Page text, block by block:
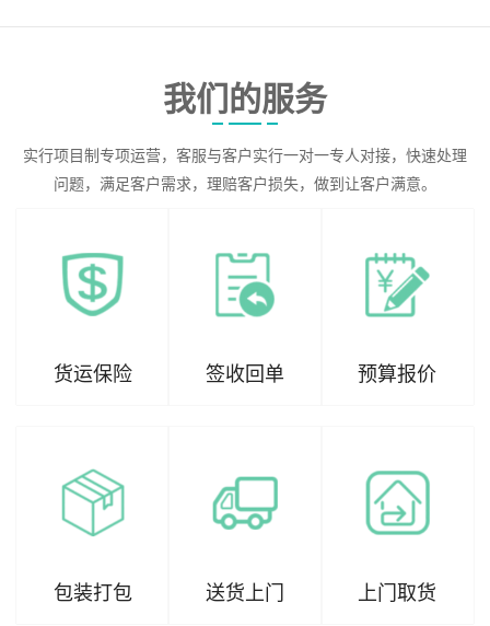
我们的服务
实行项目制专项运营，客服与客户实行一对一专人对接，快速处理
问题，满足客户需求，理赔客户损失，做到让客户满意。
货运保险 签收回单 预算报价
包装打包 送货上门 上门取货